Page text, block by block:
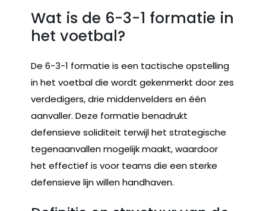
Wat is de 6-3-1 formatie in
het voetbal?
De 6-3-1 formatie is een tactische opstelling
in het voetbal die wordt gekenmerkt door zes
verdedigers, drie middenvelders en één
aanvaller. Deze formatie benadrukt
defensieve soliditeit terwijl het strategische
tegenaanvallen mogelijk maakt, waardoor
het effectief is voor teams die een sterke
defensieve lijn willen handhaven.